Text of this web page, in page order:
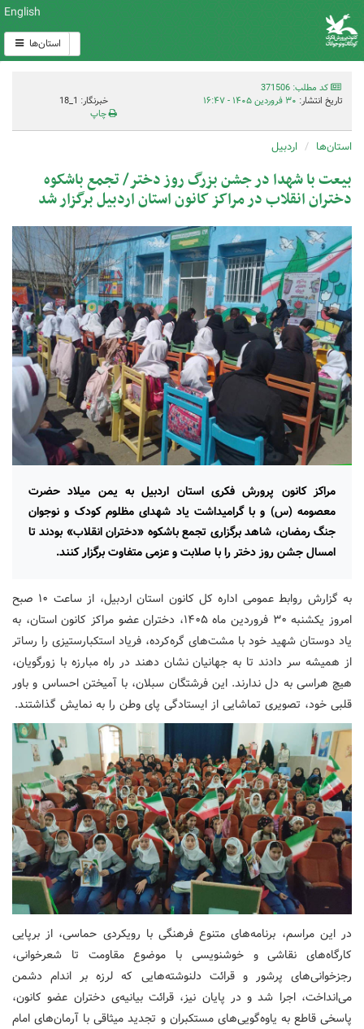
English
استان‌ها
کد مطلب: 371506
تاریخ انتشار: ۳۰ فروردین ۱۴۰۵ - ۱۶:۴۷
خبرنگار: 1_18
چاپ
استان‌ها اردبیل
بیعت با شهدا در جشن بزرگ روز دختر/ تجمع باشکوه
دختران انقلاب در مراکز کانون استان اردبیل برگزار شد
مراکز کانون پرورش فکری استان اردبیل به یمن میلاد حضرت
معصومه (س) و با گرامیداشت یاد شهدای مظلوم کودک و نوجوان
جنگ رمضان، شاهد برگزاری تجمع باشکوه «دختران انقلاب» بودند تا
امسال جشن روز دختر را با صلابت و عزمی متفاوت برگزار کنند.
به گزارش روابط عمومی اداره کل کانون استان اردبیل، از ساعت ۱۰ صبح
امروز یکشنبه ۳۰ فروردین ماه ۱۴۰۵، دختران عضو مراکز کانون استان، به
یاد دوستان شهید خود با مشت‌های گره‌کرده، فریاد استکبارستیزی را رساتر
از همیشه سر دادند تا به جهانیان نشان دهند در راه مبارزه با زورگویان،
هیچ هراسی به دل ندارند. این فرشتگان سبلان، با آمیختن احساس و باور
قلبی خود، تصویری تماشایی از ایستادگی پای وطن را به نمایش گذاشتند.
در این مراسم، برنامه‌های متنوع فرهنگی با رویکردی حماسی، از برپایی
کارگاه‌های نقاشی و خوشنویسی با موضوع مقاومت تا شعرخوانی،
رجزخوانی‌های پرشور و قرائت دلنوشته‌هایی که لرزه بر اندام دشمن
می‌انداخت، اجرا شد و در پایان نیز، قرائت بیانیه‌ی دختران عضو کانون،
پاسخی قاطع به یاوه‌گویی‌های مستکبران و تجدید میثاقی با آرمان‌های امام